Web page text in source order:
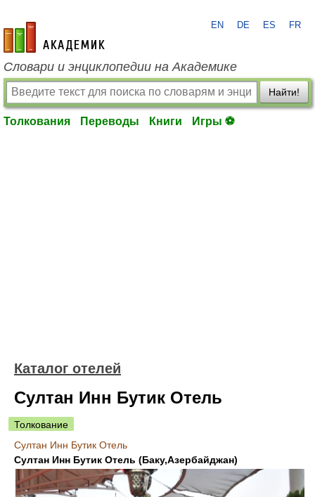
academic.ru
EN DE ES FR
Словари и энциклопедии на Академике
Найти!
Толкования Переводы Книги Игры ⚽
Каталог отелей
Султан Инн Бутик Отель
Толкование
Султан Инн Бутик Отель
Султан Инн Бутик Отель (Баку,Азербайджан)